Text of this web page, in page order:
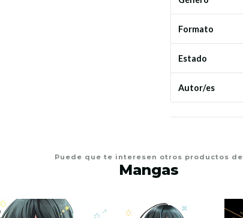
Formato
Estado
Autor/es
Puede que te interesen otros productos de
Mangas